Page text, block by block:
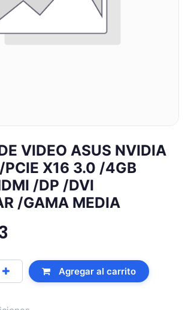
VIDEO ASUS NVIDIA
X16 3.0 /4GB
/DP /DVI
/GAMA MEDIA
Agregar al carrito